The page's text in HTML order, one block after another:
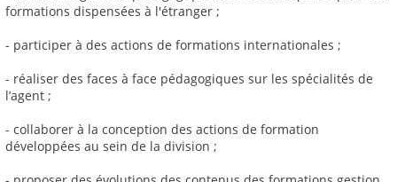
formations dispensées à l'étranger ;
- participer à des actions de formations internationales ;
- réaliser des faces à face pédagogiques sur les spécialités de
l’agent ;
- collaborer à la conception des actions de formation
développées au sein de la division ;